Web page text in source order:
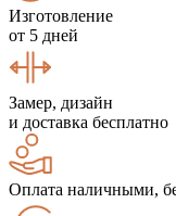
Изготовление
от 5 дней
Замер, дизайн
и доставка бесплатно
Оплата наличными,